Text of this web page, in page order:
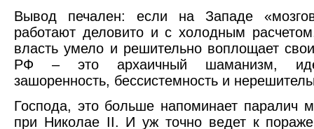
Вывод печален: если на Западе
работают деловито и с холодным
власть умело и решительно воплощает
РФ – это архаичный шаманизм,
зашоренность, бессистемность и
Господа, это больше напоминает паралич
при Николае II. И уж точно ведет к